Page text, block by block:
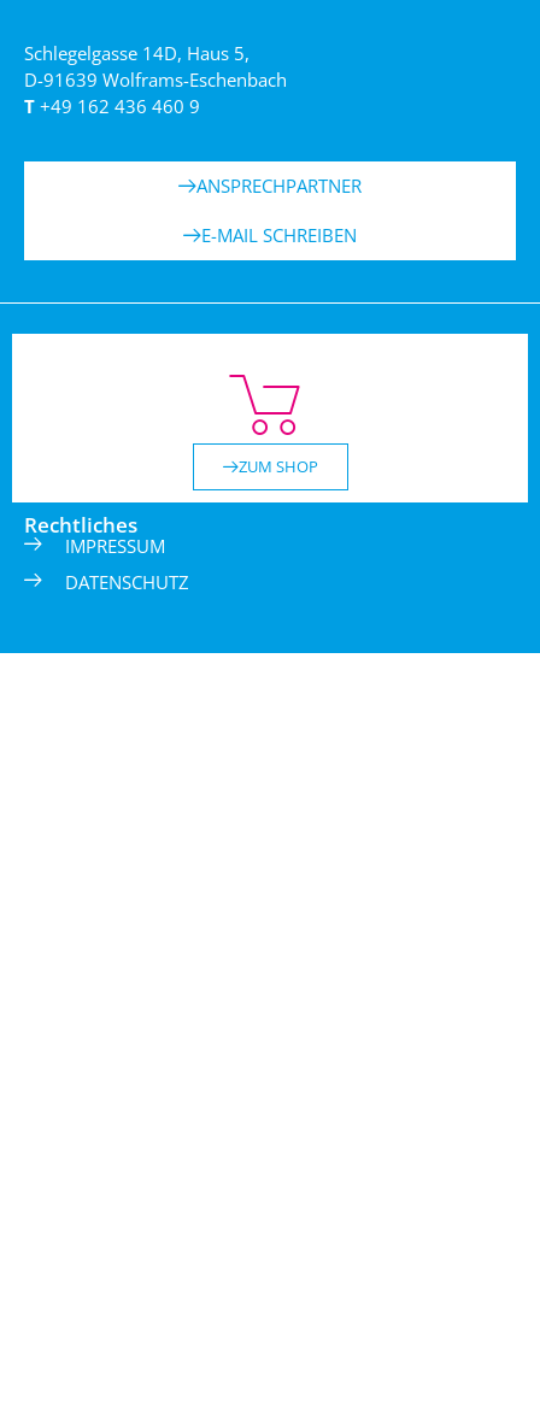
Schlegelgasse 14D, Haus 5,
D-91639 Wolframs-Eschenbach
T +49 162 436 460 9
ANSPRECHPARTNER
E-MAIL SCHREIBEN
ZUM SHOP
Rechtliches
IMPRESSUM
DATENSCHUTZ